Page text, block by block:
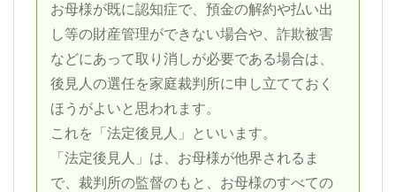
お母様が既に認知症で、預金の解約や払い出
し等の財産管理ができない場合や、詐欺被害
などにあって取り消しが必要である場合は、
後見人の選任を家庭裁判所に申し立てておく
ほうがよいと思われます。
これを「法定後見人」といいます。
「法定後見人」は、お母様が他界されるま
で、裁判所の監督のもと、お母様のすべての